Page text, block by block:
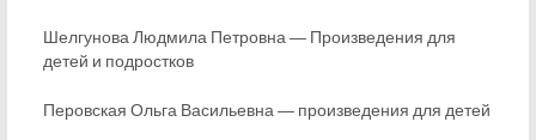
Шелгунова Людмила Петровна ― Произведения для
детей и подростков
Перовская Ольга Васильевна ― произведения для детей